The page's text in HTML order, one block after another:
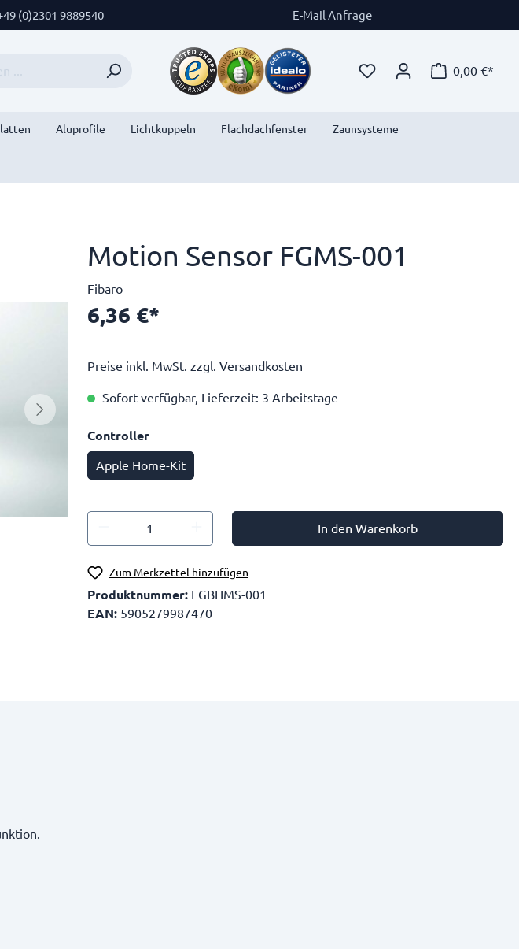
(0)2301 9889540 E-Mail Anfrage
0,00 €*
Aluprofile Lichtkuppeln Flachdachfenster Zaunsysteme
Motion Sensor FGMS-001
Fibaro
6,36 €*
Preise inkl. MwSt. zzgl. Versandkosten
Sofort verfügbar, Lieferzeit: 3 Arbeitstage
Controller
Apple Home-Kit
In den Warenkorb
Zum Merkzettel hinzufügen
Produktnummer: FGBHMS-001
EAN: 5905279987470